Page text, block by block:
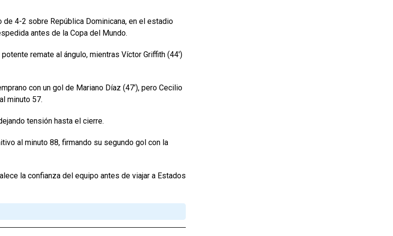
4-2 sobre República Dominicana, en el estadio
antes de la Copa del Mundo.
remate al ángulo, mientras Víctor Griffith (44′)
con un gol de Mariano Díaz (47′), pero Cecilio
minuto 57.
tensión hasta el cierre.
al minuto 88, firmando su segundo gol con la
la confianza del equipo antes de viajar a Estados